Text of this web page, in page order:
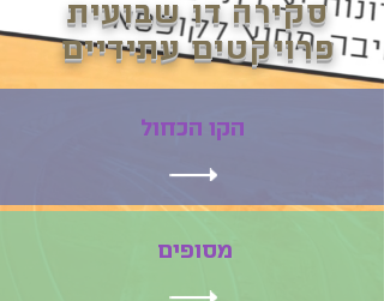
סקירה דו שבועית
פרויקטים עתידיים
הקו הכחול
מסופים